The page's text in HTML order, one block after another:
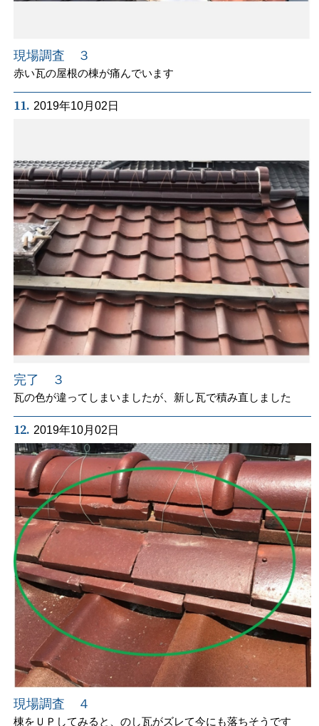
現場調査 ３
赤い瓦の屋根の棟が痛んでいます
11. 2019年10月02日
完了 ３
瓦の色が違ってしまいましたが、新し瓦で積み直しました
12. 2019年10月02日
現場調査 ４
棟をＵＰしてみると、のし瓦がズレて今にも落ちそうです